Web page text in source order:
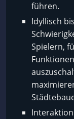
führen.
Idyllisch
Spielern,